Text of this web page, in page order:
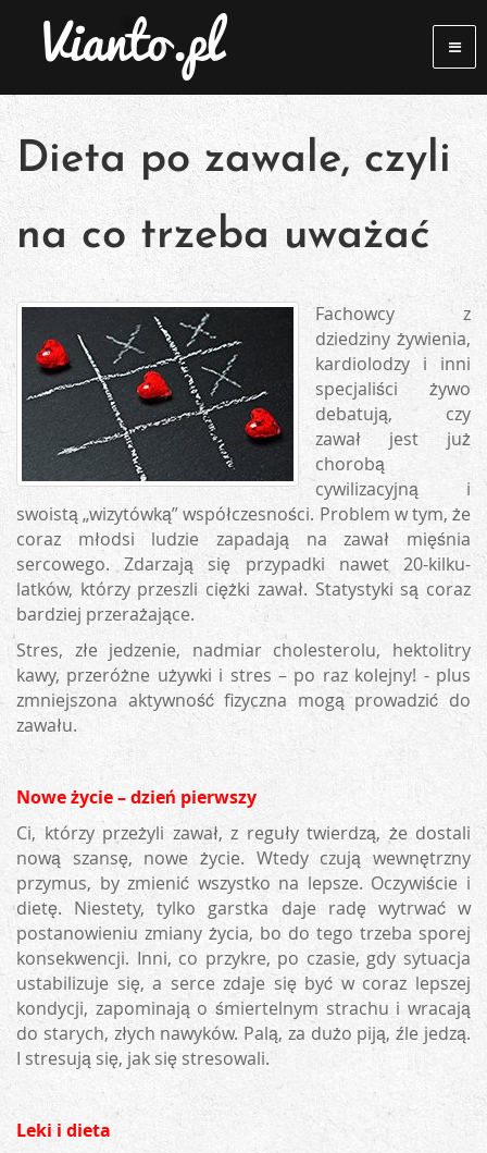
Dieta po zawale, czyli
na co trzeba uważać
Fachowcy z
dziedziny żywienia,
kardiolodzy i inni
specjaliści żywo
debatują, czy
zawał jest już
chorobą
cywilizacyjną i
swoistą „wizytówką” współczesności. Problem w tym, że
coraz młodsi ludzie zapadają na zawał mięśnia
sercowego. Zdarzają się przypadki nawet 20-kilku-
latków, którzy przeszli ciężki zawał. Statystyki są coraz
bardziej przerażające.
Stres, złe jedzenie, nadmiar cholesterolu, hektolitry
kawy, przeróżne używki i stres – po raz kolejny! - plus
zmniejszona aktywność fizyczna mogą prowadzić do
zawału.
Nowe życie – dzień pierwszy
Ci, którzy przeżyli zawał, z reguły twierdzą, że dostali
nową szansę, nowe życie. Wtedy czują wewnętrzny
przymus, by zmienić wszystko na lepsze. Oczywiście i
dietę. Niestety, tylko garstka daje radę wytrwać w
postanowieniu zmiany życia, bo do tego trzeba sporej
konsekwencji. Inni, co przykre, po czasie, gdy sytuacja
ustabilizuje się, a serce zdaje się być w coraz lepszej
kondycji, zapominają o śmiertelnym strachu i wracają
do starych, złych nawyków. Palą, za dużo piją, źle jedzą.
I stresują się, jak się stresowali.
Leki i dieta